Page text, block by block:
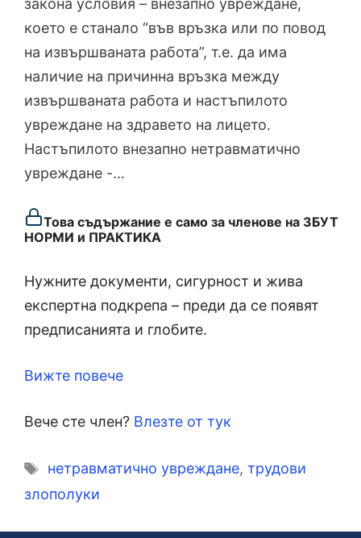
закона условия – внезапно увреждане,
което е станало “във връзка или по повод
на извършваната работа”, т.е. да има
наличие на причинна връзка между
извършваната работа и настъпилото
увреждане на здравето на лицето.
Настъпилото внезапно нетравматично
увреждане -…
Това съдържание е само за членове на ЗБУТ
НОРМИ и ПРАКТИКА
Нужните документи, сигурност и жива
експертна подкрепа – преди да се появят
предписанията и глобите.
Вижте повече
Вече сте член? Влезте от тук
Етикети
нетравматично увреждане, трудови
злополуки